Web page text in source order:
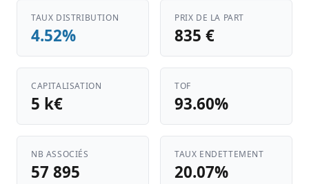
TAUX DISTRIBUTION
4.52%
PRIX DE LA PART
835 €
CAPITALISATION
5 k€
TOF
93.60%
NB ASSOCIÉS
57 895
TAUX ENDETTEMENT
20.07%